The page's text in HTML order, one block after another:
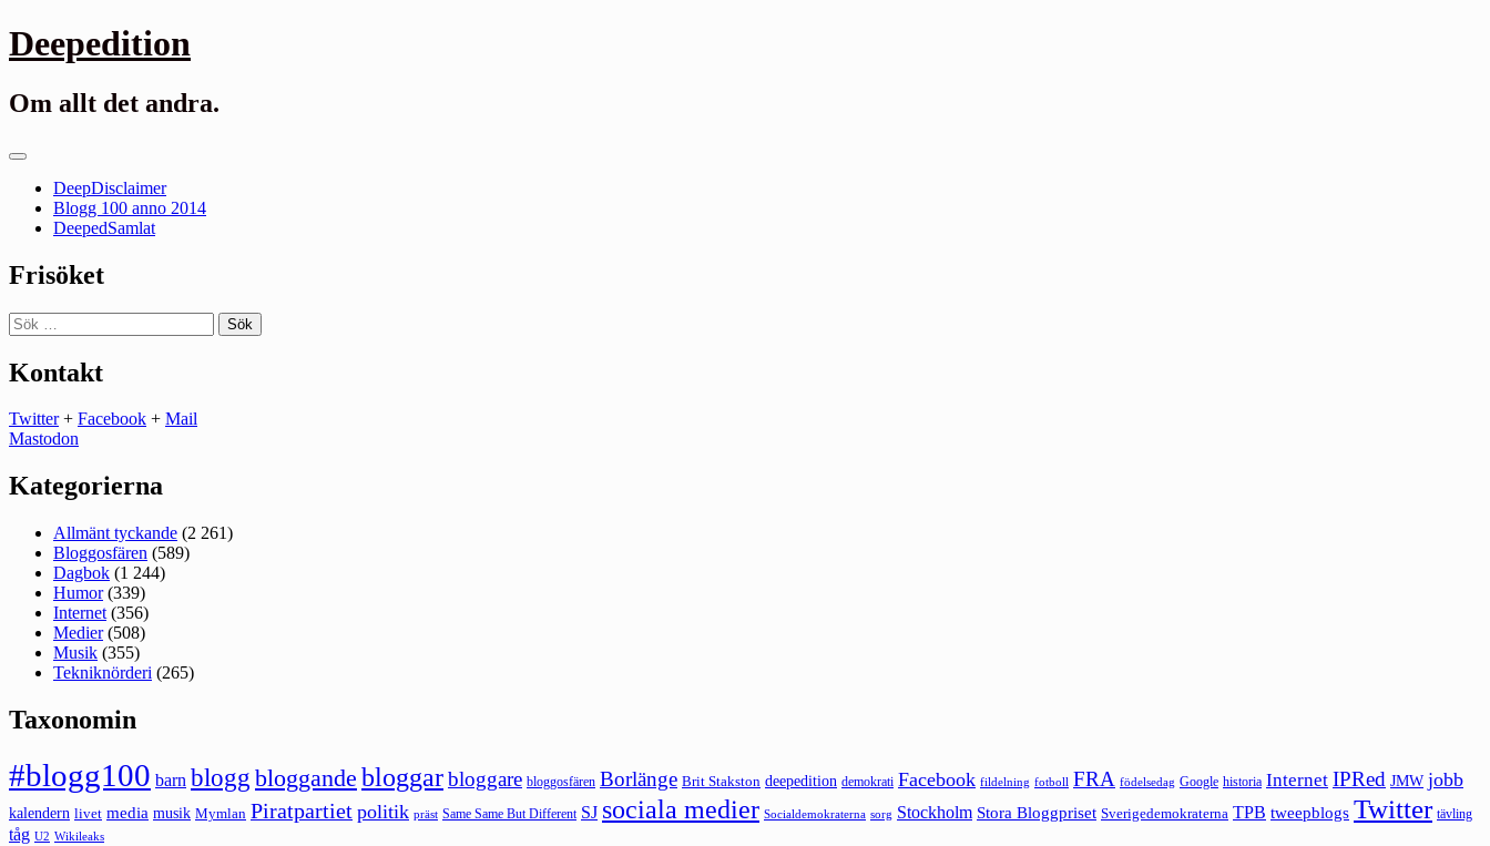
Gå
till
Deepedition
Om allt det andra.
Primär
DeepDisclaimer
Blogg 100 anno 2014
DeepedSamlat
Frisöket
Sök
efter:
Kontakt
Twitter+ Facebook + Mail
Mastodon
Kategorierna
Allmänt tyckande (2 261)
Bloggosfären (589)
Dagbok (1 244)
Humor(339)
Internet (356)
Medier(508)
Musik (355)
Tekniknörderi (265)
Taxonomin
#blogg100 barn blogg bloggande bloggarbloggare bloggosfären Borlänge Brit Stakston deepedition demokrati Facebook fildelning fotboll FRA födelsedag Google historia Internet IPRed JMW jobb
kalendern livet media musik Mymlan Piratpartiet politik präst Same Same But Different SJ sociala medier Socialdemokraterna sorg Stockholm Stora Bloggpriset Sverigedemokraterna TPB tweepblogs Twitter tävling
tåg U2 Wikileaks